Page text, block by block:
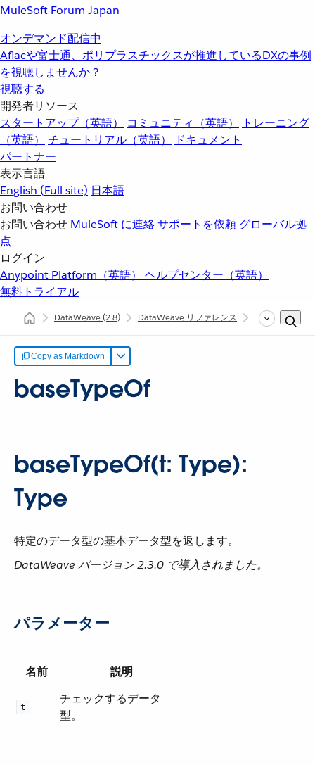
MuleSoft Forum Japan
オンデマンド配信中
Aflacや富士通、ポリプラスチックスが推進しているDXの事例
を視聴しませんか？
視聴する
開発者リソース
スタートアップ（英語）
コミュニティ（英語）
トレーニング
（英語）
チュートリアル（英語）
ドキュメント
パートナー
表示言語
English (Full site) 日本語
お問い合わせ
お問い合わせ MuleSoft に連絡サポートを依頼 グローバル拠
点
ログイン
Anypoint Platform（英語） ヘルプセンター（英語）
無料トライアル
DataWeave(2.8) DataWeave リファレンス dw::core::Types
Copy as Markdown
baseTypeOf
baseTypeOf(t: Type):
Type
特定のデータ型の基本データ型を返します。
DataWeave バージョン 2.3.0 で導入されました。
パラメーター
名前 説明
t
チェックするデータ
型。